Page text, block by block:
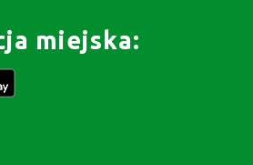
miejska: